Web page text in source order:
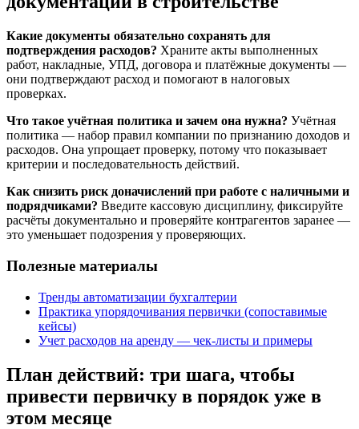
Какие документы обязательно сохранять для
подтверждения расходов? Храните акты выполненных
работ, накладные, УПД, договора и платёжные документы —
они подтверждают расход и помогают в налоговых
проверках.
Что такое учётная политика и зачем она нужна? Учётная
политика — набор правил компании по признанию доходов и
расходов. Она упрощает проверку, потому что показывает
критерии и последовательность действий.
Как снизить риск доначислений при работе с наличными и
подрядчиками? Введите кассовую дисциплину, фиксируйте
расчёты документально и проверяйте контрагентов заранее —
это уменьшает подозрения у проверяющих.
Полезные материалы
Тренды автоматизации бухгалтерии
Практика упорядочивания первички (сопоставимые
кейсы)
Учет расходов на аренду — чек-листы и примеры
План действий: три шага, чтобы
привести первичку в порядок уже в
этом месяце